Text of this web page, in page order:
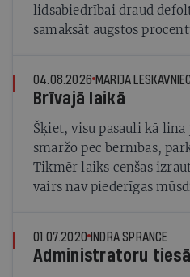
lidsabiedrībai draud
samaksāt augstos
04.08.2026 MARIJA
Brīvajā laikā
Šķiet, visu pasauli kā
smaržo pēc bērnības,
Tikmēr laiks cenšas
vairs nav piederīgas
01.07.2020 INDRA SPRANCE
Administratoru